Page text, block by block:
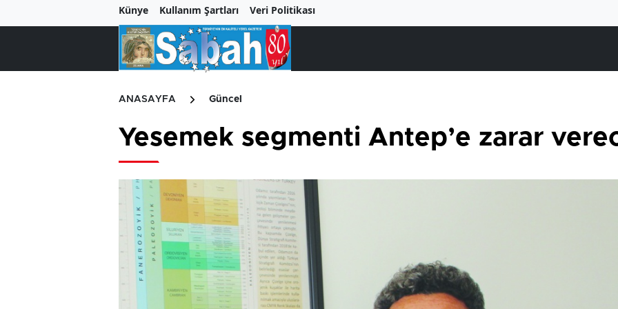
Künye Kullanım Şartları Veri Politikası
ANASAYFA Güncel
Yesemek segmenti Antep’e zarar